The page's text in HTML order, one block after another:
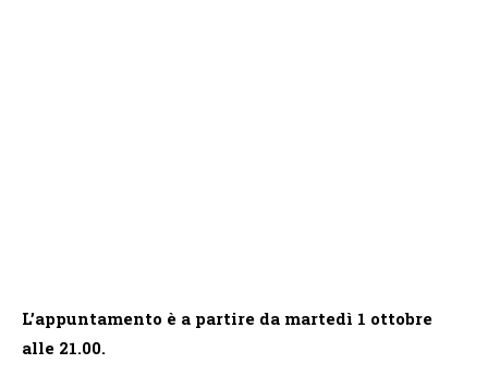
L’appuntamento è a partire da martedì 1 ottobre
alle 21.00.